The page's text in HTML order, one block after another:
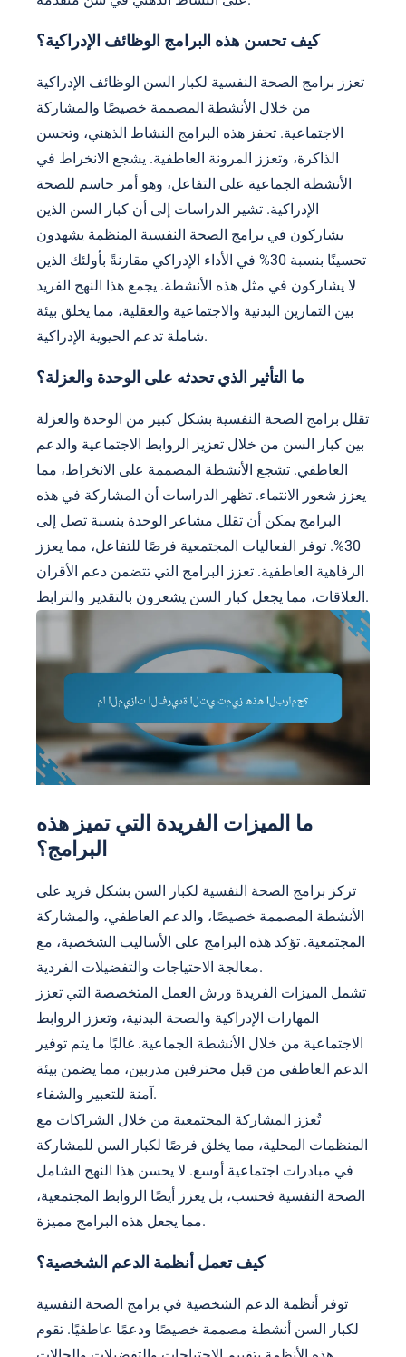
كيف تحسن هذه البرامج الوظائف الإدراكية؟
تعزز برامج الصحة النفسية لكبار السن الوظائف الإدراكية
من خلال الأنشطة المصممة خصيصًا والمشاركة
الاجتماعية. تحفز هذه البرامج النشاط الذهني، وتحسن
الذاكرة، وتعزز المرونة العاطفية. يشجع الانخراط في
الأنشطة الجماعية على التفاعل، وهو أمر حاسم للصحة
الإدراكية. تشير الدراسات إلى أن كبار السن الذين
يشاركون في برامج الصحة النفسية المنظمة يشهدون
تحسينًا بنسبة 30% في الأداء الإدراكي مقارنةً بأولئك الذين
لا يشاركون في مثل هذه الأنشطة. يجمع هذا النهج الفريد
بين التمارين البدنية والاجتماعية والعقلية، مما يخلق بيئة
شاملة تدعم الحيوية الإدراكية.
ما التأثير الذي تحدثه على الوحدة والعزلة؟
تقلل برامج الصحة النفسية بشكل كبير من الوحدة والعزلة
بين كبار السن من خلال تعزيز الروابط الاجتماعية والدعم
العاطفي. تشجع الأنشطة المصممة على الانخراط، مما
يعزز شعور الانتماء. تظهر الدراسات أن المشاركة في هذه
البرامج يمكن أن تقلل مشاعر الوحدة بنسبة تصل إلى
30%. توفر الفعاليات المجتمعية فرصًا للتفاعل، مما يعزز
الرفاهية العاطفية. تعزز البرامج التي تتضمن دعم الأقران
العلاقات، مما يجعل كبار السن يشعرون بالتقدير والترابط.
ما الميزات الفريدة التي تميز هذه
البرامج؟
تركز برامج الصحة النفسية لكبار السن بشكل فريد على
الأنشطة المصممة خصيصًا، والدعم العاطفي، والمشاركة
المجتمعية. تؤكد هذه البرامج على الأساليب الشخصية، مع
معالجة الاحتياجات والتفضيلات الفردية.
تشمل الميزات الفريدة ورش العمل المتخصصة التي تعزز
المهارات الإدراكية والصحة البدنية، وتعزز الروابط
الاجتماعية من خلال الأنشطة الجماعية. غالبًا ما يتم توفير
الدعم العاطفي من قبل محترفين مدربين، مما يضمن بيئة
آمنة للتعبير والشفاء.
تُعزز المشاركة المجتمعية من خلال الشراكات مع
المنظمات المحلية، مما يخلق فرصًا لكبار السن للمشاركة
في مبادرات اجتماعية أوسع. لا يحسن هذا النهج الشامل
الصحة النفسية فحسب، بل يعزز أيضًا الروابط المجتمعية،
مما يجعل هذه البرامج مميزة.
كيف تعمل أنظمة الدعم الشخصية؟
توفر أنظمة الدعم الشخصية في برامج الصحة النفسية
لكبار السن أنشطة مصممة خصيصًا ودعمًا عاطفيًا. تقوم